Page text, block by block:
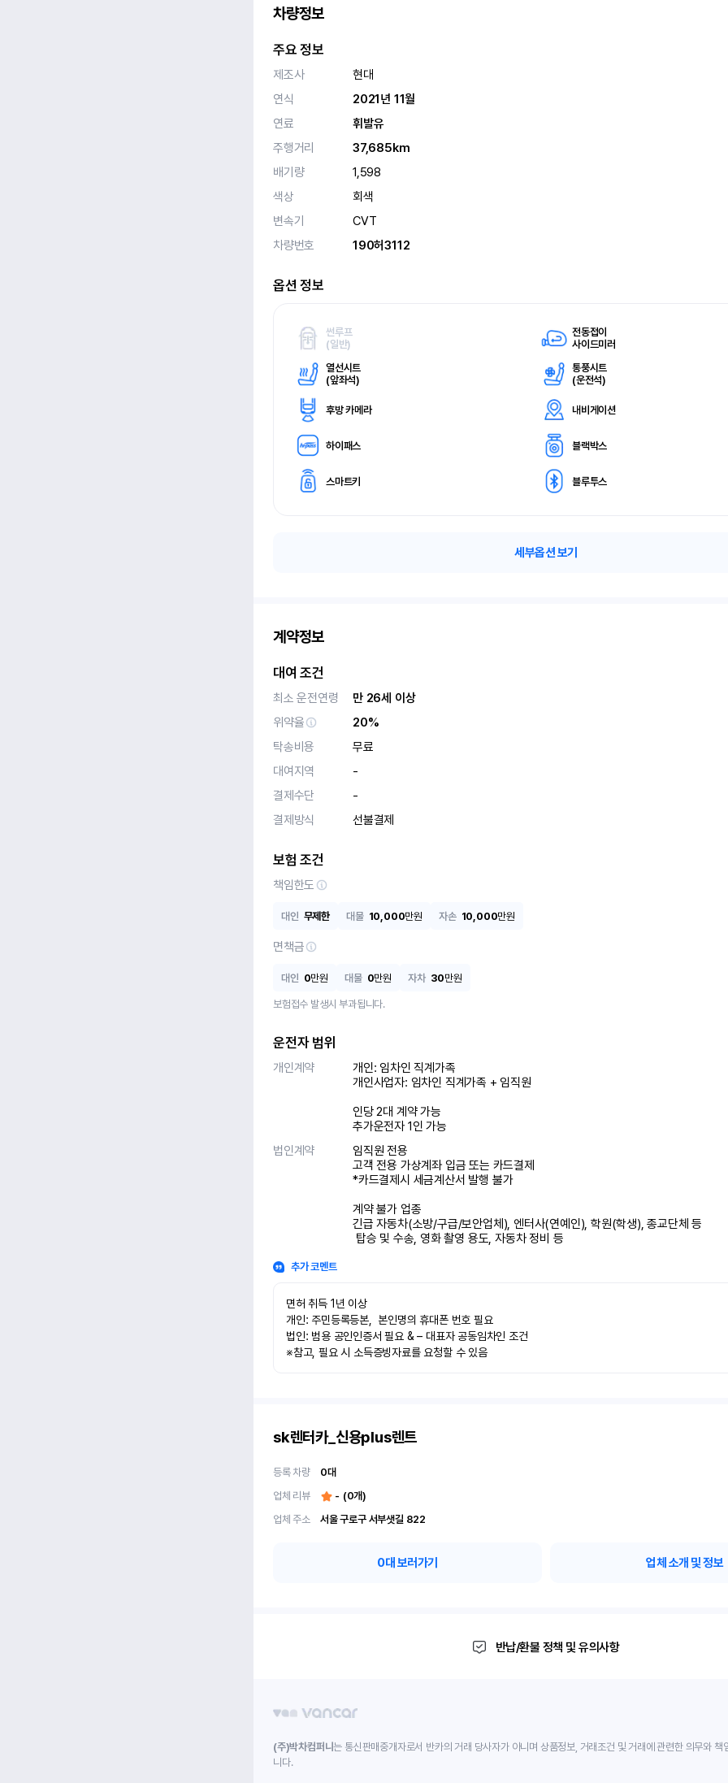
차량정보
주요 정보
제조사
현대
연식
2021년 11월
연료
휘발유
주행거리
37,685km
배기량
1,598
색상
회색
변속기
CVT
차량번호
190허3112
옵션 정보
썬루프
(일반)
전동접이
사이드미러
열선시트
(앞좌석)
통풍시트
(운전석)
후방 카메라 내비게이션
하이패스 블랙박스
스마트키 블루투스
세부옵션 보기
계약정보
대여 조건
최소 운전연령
만 26세 이상
위약율
20%
탁송비용
무료
대여지역
-
결제수단
-
결제방식
선불결제
보험 조건
책임한도
대인 무제한 대물 10,000만원 자손 10,000만원
면책금
대인 0만원 대물 0만원 자차 30만원
보험접수 발생시 부과됩니다.
운전자 범위
개인계약
개인: 임차인 직계가족
개인사업자: 임차인 직계가족 + 임직원
인당 2대 계약 가능
추가운전자 1인 가능
법인계약
임직원 전용
고객 전용 가상계좌 입금 또는 카드결제
*카드결제시 세금계산서 발행 불가
계약 불가 업종
긴급 자동차(소방/구급/보안업체), 엔터사(연예인), 학원(학생), 종교단체 등
탑승 및 수송, 영화 촬영 용도, 자동차 정비 등
추가 코멘트
면허 취득 1년 이상
개인: 주민등록등본,  본인명의 휴대폰 번호 필요
법인: 범용 공인인증서 필요 & – 대표자 공동임차인 조건
※참고, 필요 시 소득증빙자료를 요청할 수 있음
sk렌터카_신용plus렌트
등록 차량 0대
업체 리뷰
- (0개)
업체 주소
서울 구로구 서부샛길 822
0대 보러가기 업체 소개 및 정보
반납/환불 정책 및 유의사항
(주)박차컴퍼니는 통신판매중개자로서 반카의 거래 당사자가 아니며 상품정보, 거래조건 및 거래에 관련한 의무와 책
니다.